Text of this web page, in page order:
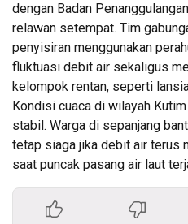
dengan Badan
relawan setempat. Tim
penyisiran menggunakan
fluktuasi debit air sekaligus
kelompok rentan, seperti
Kondisi cuaca di wilayah
stabil. Warga di sepanjang
tetap siaga jika debit air terus
saat puncak pasang air laut